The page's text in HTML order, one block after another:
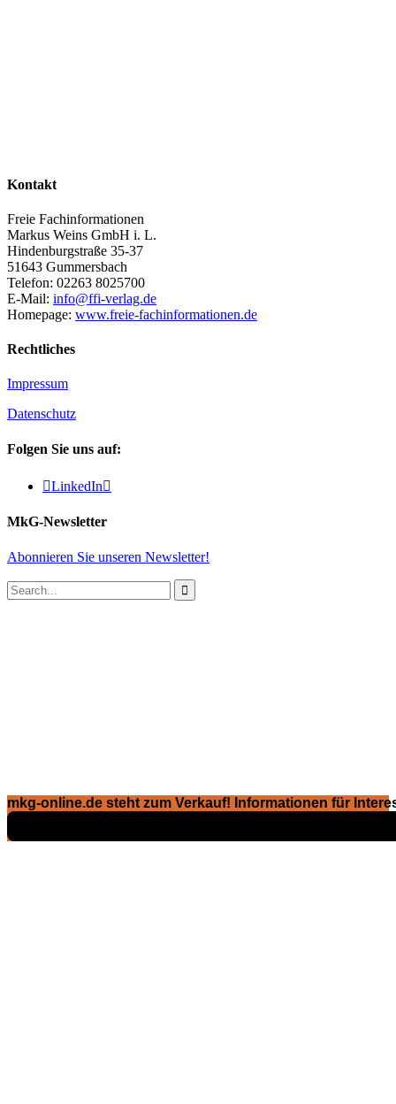
Kontakt
Freie Fachinformationen
Markus Weins GmbH i. L.
Hindenburgstraße 35-37
51643 Gummersbach
Telefon: 02263 8025700
E-Mail: info@ffi-verlag.de
Homepage: www.freie-fachinformationen.de
Rechtliches
Impressum
Datenschutz
Folgen Sie uns auf:
LinkedIn
MkG-Newsletter
Abonnieren Sie unseren Newsletter!

mkg-online.de steht zum Verkauf! Informationen für